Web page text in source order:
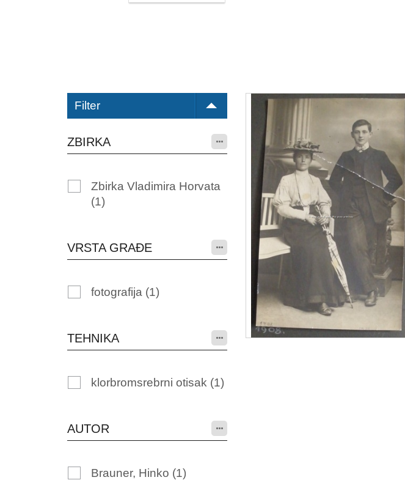
Filter
ZBIRKA
Zbirka Vladimira Horvata
(1)
VRSTA GRAĐE
fotografija (1)
TEHNIKA
klorbromsrebrni otisak (1)
AUTOR
Brauner, Hinko (1)